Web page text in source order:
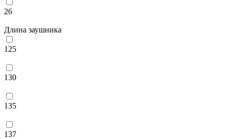
26
Длина заушника
125
130
135
137